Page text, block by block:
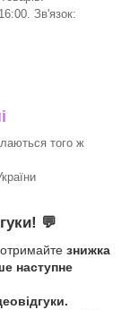
Зв'язок:
того ж
💬
знижка
наступне